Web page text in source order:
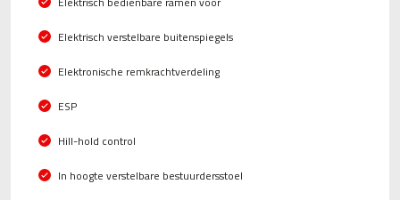
Elektrisch verstelbare buitenspiegels
Elektronische remkrachtverdeling
ESP
Hill-hold control
In hoogte verstelbare bestuurdersstoel